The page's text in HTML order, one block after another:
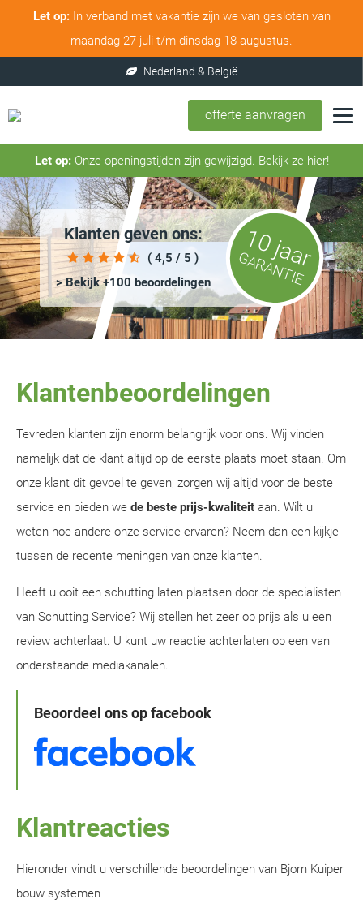
Let op:In verband met vakantie zijn we van gesloten van
maandag 27 juli t/m dinsdag 18 augustus.
Nederland & België
offerte aanvragen
Let op:Onze openingstijden zijn gewijzigd. Bekijk ze hier!
Klanten geven ons:
( 4,5 / 5 )
> Bekijk +100 beoordelingen
10 jaar
GARANTIE
Klantenbeoordelingen
Tevreden klanten zijn enorm belangrijk voor ons. Wij vinden
namelijk dat de klant altijd op de eerste plaats moet staan. Om
onze klant dit gevoel te geven, zorgen wij altijd voor de beste
service en bieden we de beste prijs-kwaliteit aan. Wilt u
weten hoe andere onze service ervaren? Neem dan een kijkje
tussen de recente meningen van onze klanten.
Heeft u ooit een schutting laten plaatsen door de specialisten
van Schutting Service? Wij stellen het zeer op prijs als u een
review achterlaat. U kunt uw reactie achterlaten op een van
onderstaande mediakanalen.
Beoordeel ons op facebook
Klantreacties
Hieronder vindt u verschillende beoordelingen van Bjorn Kuiper
bouw systemen